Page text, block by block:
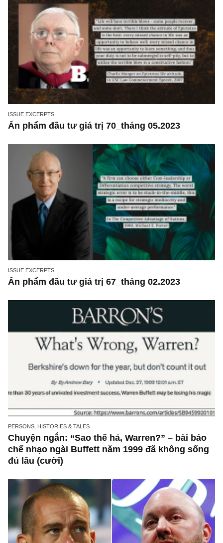
NEWS, TECH & QUOTES
Công nghệ đột phá (disruptive) và xu hướng
mới trên thế giới – Kỳ 21, TGN
ISSUE EXCERPTS
Ấn phẩm đầu tư giá trị 70_tháng 05.2023
ISSUE EXCERPTS
PERSONS, HISTORIES & TALES